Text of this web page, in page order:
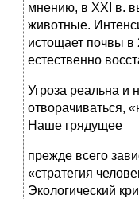
мнению, в XXI в.
животные.
истощает почвы
естественно
Угроза реальна и
отворачи­ваться,
Наше грядущее
прежде всего
«стра­тегия
Экологический